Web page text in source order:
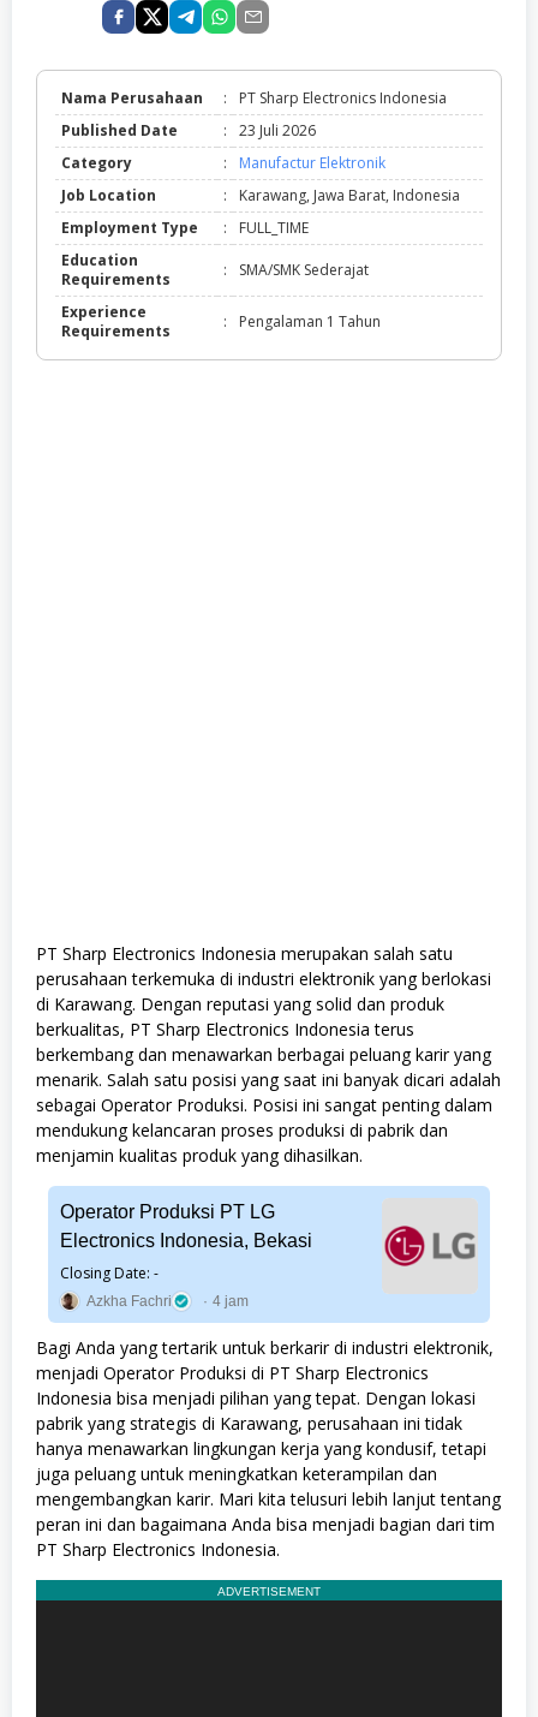
Nama Perusahaan :
PT Sharp Electronics Indonesia
Published Date
:
23 Juli 2026
Category
:
Manufactur Elektronik
Job Location
:
Karawang, Jawa Barat, Indonesia
Employment Type
:
FULL_TIME
Education
Requirements
: SMA/SMK Sederajat
Experience
Requirements
: Pengalaman 1 Tahun
PT Sharp Electronics Indonesia merupakan salah satu
perusahaan terkemuka di industri elektronik yang berlokasi
di Karawang. Dengan reputasi yang solid dan produk
berkualitas, PT Sharp Electronics Indonesia terus
berkembang dan menawarkan berbagai peluang karir yang
menarik. Salah satu posisi yang saat ini banyak dicari adalah
sebagai Operator Produksi. Posisi ini sangat penting dalam
mendukung kelancaran proses produksi di pabrik dan
menjamin kualitas produk yang dihasilkan.
Operator Produksi PT LG
Electronics Indonesia, Bekasi
Closing Date: -
Azkha Fachri 4 jam
Bagi Anda yang tertarik untuk berkarir di industri elektronik,
menjadi Operator Produksi di PT Sharp Electronics
Indonesia bisa menjadi pilihan yang tepat. Dengan lokasi
pabrik yang strategis di Karawang, perusahaan ini tidak
hanya menawarkan lingkungan kerja yang kondusif, tetapi
juga peluang untuk meningkatkan keterampilan dan
mengembangkan karir. Mari kita telusuri lebih lanjut tentang
peran ini dan bagaimana Anda bisa menjadi bagian dari tim
PT Sharp Electronics Indonesia.